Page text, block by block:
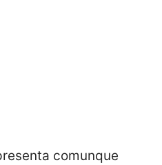
comunque